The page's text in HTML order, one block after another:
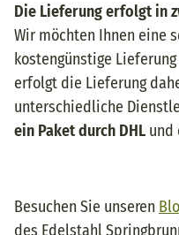
Die Lieferung erfolgt in
Wir möchten Ihnen eine
kostengünstige
erfolgt die Lieferung
unterschiedliche
ein Paket durch DHL und
Besuchen Sie unseren
des Edelstahl